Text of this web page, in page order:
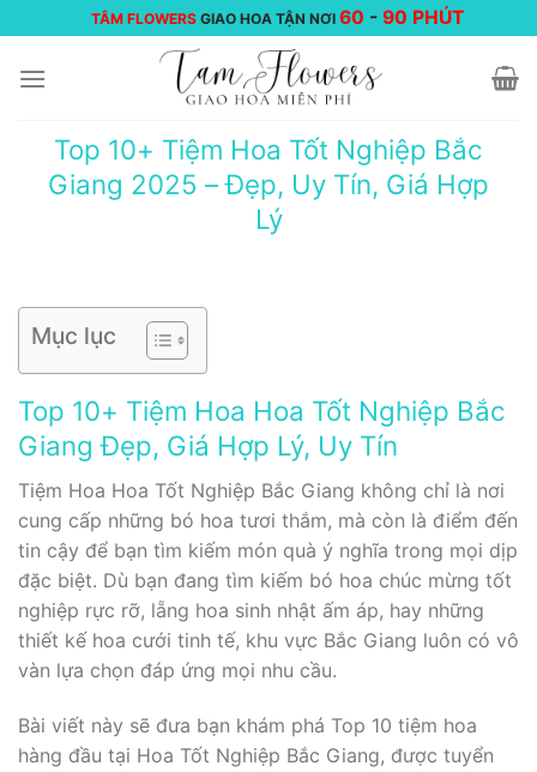
đến
nội
TÂM FLOWERS GIAO HOA TẬN NƠI 60 -90 PHÚT
Top 10+ Tiệm Hoa Tốt Nghiệp Bắc
Giang 2025 – Đẹp, Uy Tín, Giá Hợp
Lý
Mục lục
Top 10+ Tiệm Hoa Hoa Tốt Nghiệp Bắc
Giang Đẹp, Giá Hợp Lý, Uy Tín
Tiệm Hoa Hoa Tốt Nghiệp Bắc Giang không chỉ là nơi
cung cấp những bó hoa tươi thắm, mà còn là điểm đến
tin cậy để bạn tìm kiếm món quà ý nghĩa trong mọi dịp
đặc biệt. Dù bạn đang tìm kiếm bó hoa chúc mừng tốt
nghiệp rực rỡ, lẵng hoa sinh nhật ấm áp, hay những
thiết kế hoa cưới tinh tế, khu vực Bắc Giang luôn có vô
vàn lựa chọn đáp ứng mọi nhu cầu.
Bài viết này sẽ đưa bạn khám phá Top 10 tiệm hoa
hàng đầu tại Hoa Tốt Nghiệp Bắc Giang, được tuyển